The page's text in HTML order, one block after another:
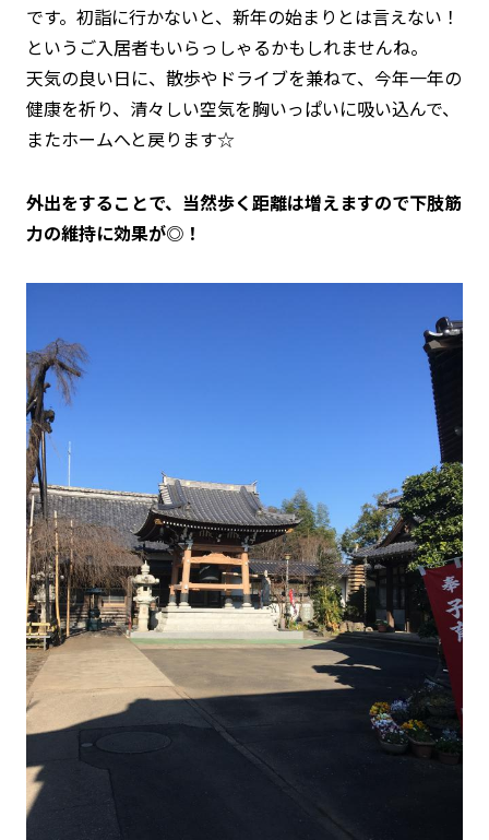
です。初詣に行かないと、新年の始まりとは言えない！
というご入居者もいらっしゃるかもしれませんね。
天気の良い日に、散歩やドライブを兼ねて、今年一年の
健康を祈り、清々しい空気を胸いっぱいに吸い込んで、
またホームへと戻ります☆
外出をすることで、当然歩く距離は増えますので下肢筋
力の維持に効果が◎！